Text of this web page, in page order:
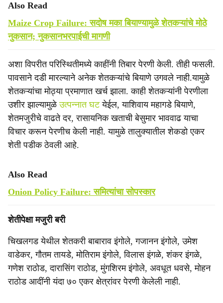
Also Read
Maize Crop Failure: सदोष मका बियाण्यामुळे शेतकऱ्यांचे मोठे
नुकसान; नुकसानभरपाईची मागणी
अशा विपरीत परिस्थितीमध्ये काहींनी तिबार पेरणी केली. तीही फसली.
पावसाने दडी मारल्याने अनेक शेतकऱ्यांचे बियाणे उगवले नाही.यामुळे
शेतकऱ्यांचा मोठ्या प्रमाणात खर्च झाला. काही शेतकऱ्यांनी पेरणीला
उशीर झाल्यामुळे उत्पन्नात घटयेईल, याशिवाय महागडे बियाणे,
शेतमजुरीचे वाढते दर, रासायनिक खताची बेसुमार भाववाढ याचा
विचार करून पेरणीच केली नाही. यामुळे तालुक्यातील शेकडो एकर
शेती पडीक ठेवली आहे.
Also Read
Onion Policy Failure: समित्यांचा सोपस्कार
शेतीपेक्षा मजुरी बरी
चिखलगड येथील शेतकरी बाबाराव इंगोले, गजानन इंगोले, उमेश
वाडेकर, गौतम तायडे, मोतिराम इंगोले, विलास इंगळे, शंकर इंगळे,
गणेश राठोड, दारासिंग राठोड, मुंगशिरम इंगोले, अवधूत धवसे, मोहन
राठोड आदींनी यंदा ७० एकर क्षेत्रांवर पेरणी केलेली नाही.